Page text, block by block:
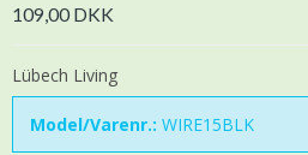
109,00 DKK
Lübech Living
Model/Varenr.: WIRE15BLK